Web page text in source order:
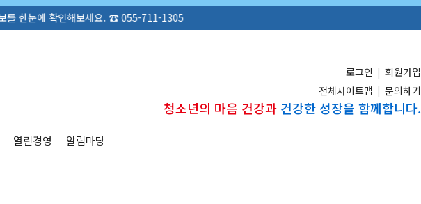
에 확인해보세요. ☎ 055-711-1305
로그인 | 회원가입
전체사이트맵 | 문의하기
청소년의 마음 건강과 건강한 성장을 함께합니다.
열린경영 알림마당